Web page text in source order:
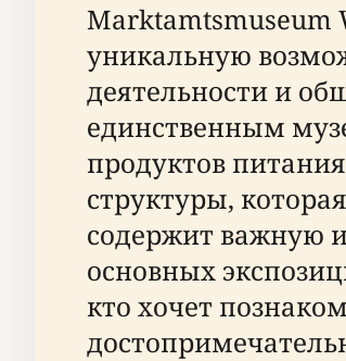
Marktamtsmuseum
уникальную
деятельности и
единственным
продуктов
структуры,
содержит важную
основных
кто хочет